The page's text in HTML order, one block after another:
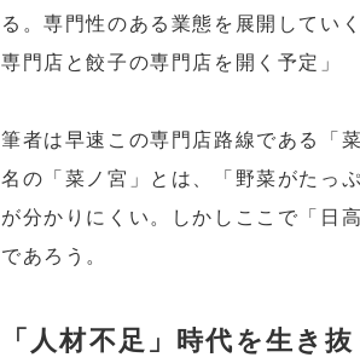
る。専門性のある業態を展開してい
専門店と餃子の専門店を開く予定」
筆者は早速この専門店路線である「
名の「菜ノ宮」とは、「野菜がたっ
が分かりにくい。しかしここで「日
であろう。
「人材不足」時代を生き